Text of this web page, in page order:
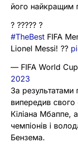
його найкращим
? ????? ?
#TheBest FIFA
Lionel Messi! ??
— FIFA World
2023
За результатами
випередив
Кіліана Мбаппе,
чемпіонів і
Бензема.